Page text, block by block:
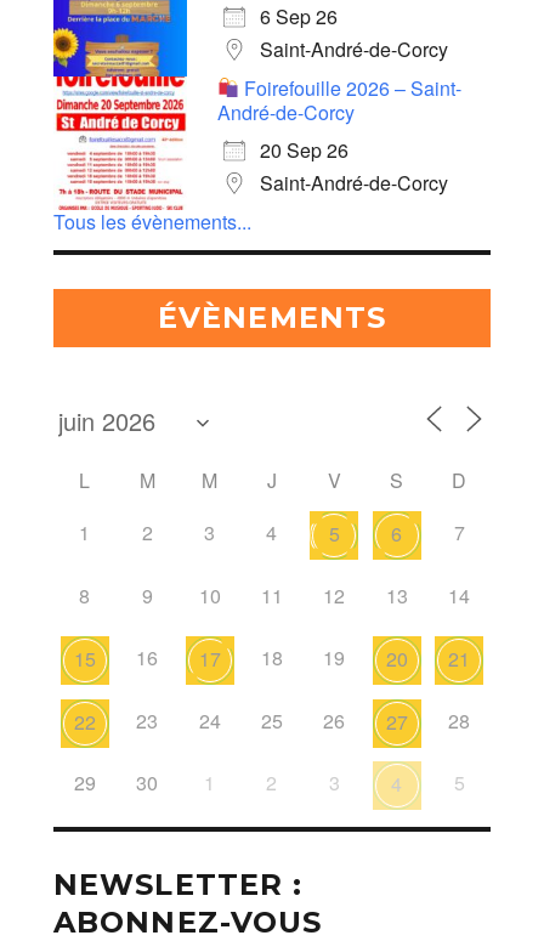
6 Sep 26
Saint-André-de-Corcy
Foirefouille 2026 – Saint-
André-de-Corcy
20 Sep 26
Saint-André-de-Corcy
Tous les évènements...
ÉVÈNEMENTS
L M M J V S
D
1
2 3 4 5 6 7
8 9 10 11 12 13 14
15 16 17 18 19 20 21
22 23 24 25 26 27 28
29 30 1 2 3 4 5
NEWSLETTER :
ABONNEZ-VOUS